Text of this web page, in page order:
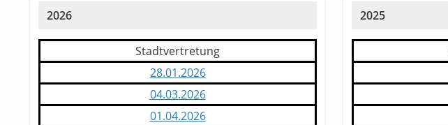
2026
Stadtvertretung
28.01.2026
04.03.2026
01.04.2026
2025